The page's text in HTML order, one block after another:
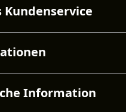
Kundenservice
Information